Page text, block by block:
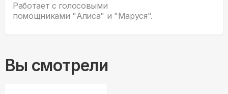
Работает с голосовыми
помощниками "Алиса" и "Маруся".
Вы смотрели